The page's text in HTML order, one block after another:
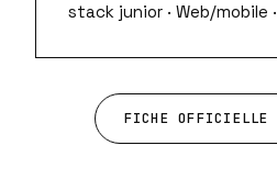
stack junior · Web/mobile ·
FICHE OFFICIELLE